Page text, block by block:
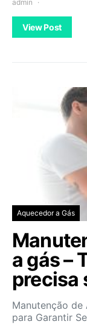
admin
View Post
Aquecedor a Gás
a gás –
precisa
Manutenção de
para Garantir